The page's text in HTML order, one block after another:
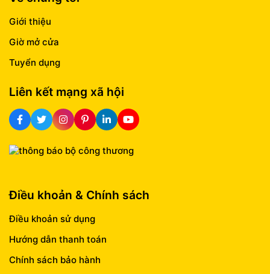
Giới thiệu
Giờ mở cửa
Tuyển dụng
Liên kết mạng xã hội
Điều khoản & Chính sách
Điều khoản sử dụng
Hướng dẫn thanh toán
Chính sách bảo hành